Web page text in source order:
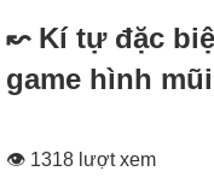
↜ Kí tự đặc
game hình
👁 1318 lượt xem